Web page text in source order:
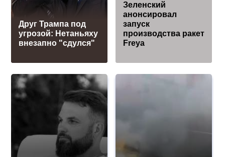
Друг Трампа под
угрозой: Нетаньяху
внезапно "сдулся"
Зеленский
анонсировал
запуск
производства ракет
Freya